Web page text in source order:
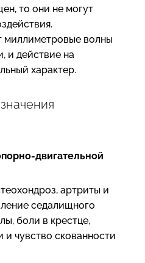
то они не могут
миллиметровые волны
и действие на
характер.
двигательной
артриты и
седалищного
боли в крестце,
чувство скованности